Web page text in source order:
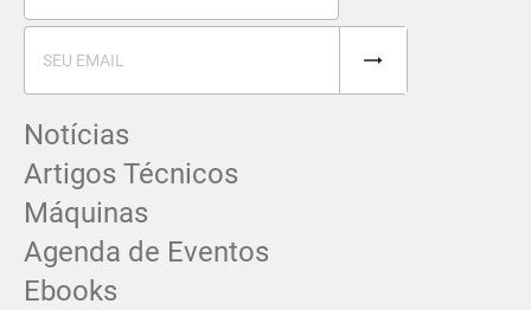
Notícias
Artigos Técnicos
Máquinas
Agenda de Eventos
Ebooks